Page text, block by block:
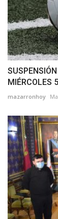
MIÉRCOLES
mazarronhoy